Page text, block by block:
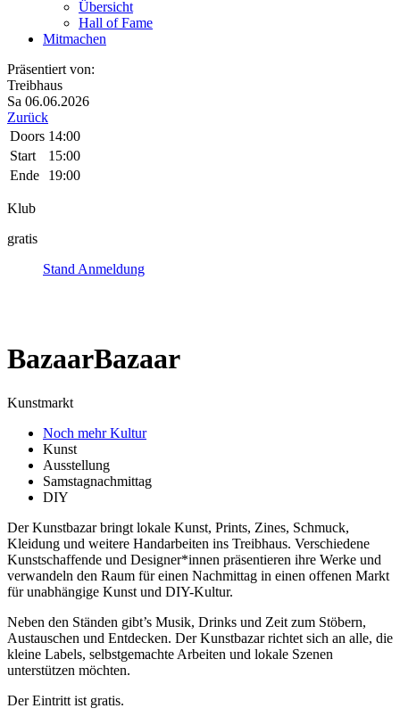
Übersicht
Hall of Fame
Mitmachen
Präsentiert von:
Treibhaus
Sa 06.06.2026
Zurück
Doors 14:00
Start
15:00
Ende
19:00
Klub
gratis
Stand Anmeldung
BazaarBazaar
Kunstmarkt
Noch mehr Kultur
Kunst
Ausstellung
Samstagnachmittag
DIY
Der Kunstbazar bringt lokale Kunst, Prints, Zines, Schmuck,
Kleidung und weitere Handarbeiten ins Treibhaus. Verschiedene
Kunstschaffende und Designer*innen präsentieren ihre Werke und
verwandeln den Raum für einen Nachmittag in einen offenen Markt
für unabhängige Kunst und DIY-Kultur.
Neben den Ständen gibt’s Musik, Drinks und Zeit zum Stöbern,
Austauschen und Entdecken. Der Kunstbazar richtet sich an alle, die
kleine Labels, selbstgemachte Arbeiten und lokale Szenen
unterstützen möchten.
Der Eintritt ist gratis.